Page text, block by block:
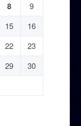
8
9
15
16
22
23
29
30